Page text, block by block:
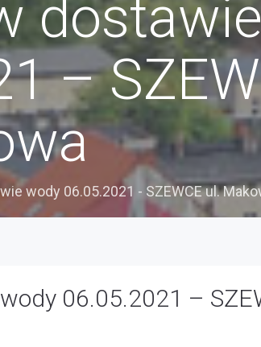
–
wody 06.05.2021 - SZEWCE ul.
06.05.2021 –